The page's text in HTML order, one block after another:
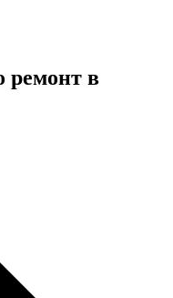
ремонт в